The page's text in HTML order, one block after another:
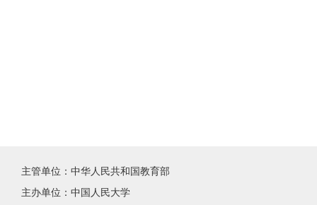
主管单位：中华人民共和国教育部
主办单位：中国人民大学